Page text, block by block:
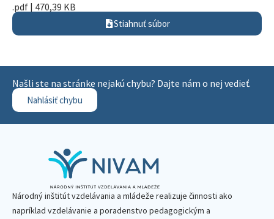
.pdf | 470,39 KB
Stiahnuť súbor
Našli ste na stránke nejakú chybu? Dajte nám o nej vedieť.
Nahlásiť chybu
Národný inštitút vzdelávania a mládeže realizuje činnosti ako
napríklad vzdelávanie a poradenstvo pedagogickým a